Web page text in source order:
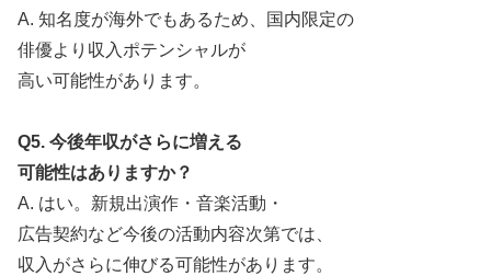
A. 知名度が海外でもあるため、国内限定の
俳優より収入ポテンシャルが
高い可能性があります。
Q5. 今後年収がさらに増える
可能性はありますか？
A. はい。新規出演作・音楽活動・
広告契約など今後の活動内容次第では、
収入がさらに伸びる可能性があります。